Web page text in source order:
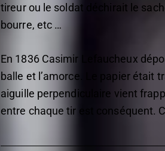
tireur ou le soldat déchirait le
bourre, etc …
En 1836 Casimir Lefaucheux
balle et l’amorce. Le papier était
aiguille perpendiculaire vient
entre chaque tir est conséquent.